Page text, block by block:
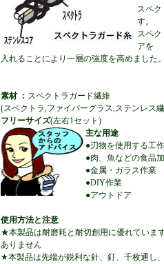
スペ
す。
スペ
アを
入れることにより一層の強度を高めました。
素材 ： スペクトラガード繊維
(スペクトラ,ファイバーグラス,ステンレス
フリーサイズ(左右1セット)
主な用途
●刃物を使用する工作
●肉、魚などの食品
●金属・ガラス作業
●DIY作業
●アウトドア
使用方法と注意
★本製品は耐磨耗と耐切創用に優れていま
ありません
★本製品は先端が鋭利な針、釘、千枚通し